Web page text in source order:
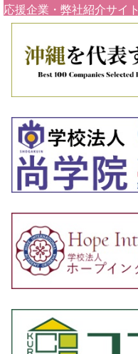
応援企業・弊社紹介サイト